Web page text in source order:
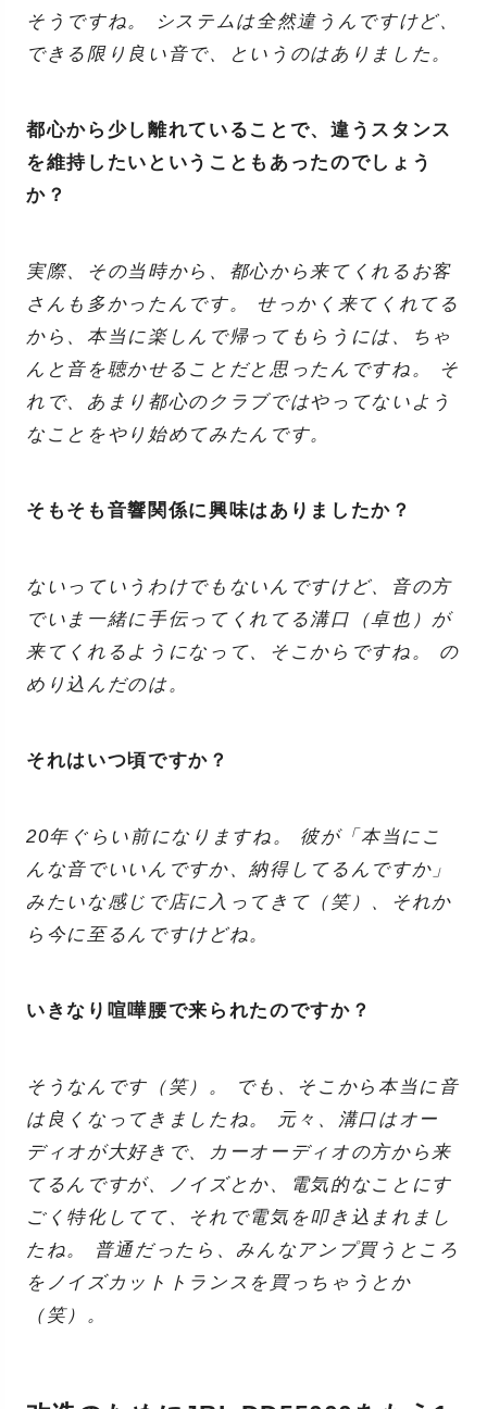
そうですね。 システムは全然違うんですけど、
できる限り良い音で、というのはありました。
都心から少し離れていることで、違うスタンス
を維持したいということもあったのでしょう
か？
実際、その当時から、都心から来てくれるお客
さんも多かったんです。 せっかく来てくれてる
から、本当に楽しんで帰ってもらうには、ちゃ
んと音を聴かせることだと思ったんですね。 そ
れで、あまり都心のクラブではやってないよう
なことをやり始めてみたんです。
そもそも音響関係に興味はありましたか？
ないっていうわけでもないんですけど、音の方
でいま一緒に手伝ってくれてる溝口（卓也）が
来てくれるようになって、そこからですね。 の
めり込んだのは。
それはいつ頃ですか？
20年ぐらい前になりますね。 彼が「本当にこ
んな音でいいんですか、納得してるんですか」
みたいな感じで店に入ってきて（笑）、それか
ら今に至るんですけどね。
いきなり喧嘩腰で来られたのですか？
そうなんです（笑）。 でも、そこから本当に音
は良くなってきましたね。 元々、溝口はオー
ディオが大好きで、カーオーディオの方から来
てるんですが、ノイズとか、電気的なことにす
ごく特化してて、それで電気を叩き込まれまし
たね。 普通だったら、みんなアンプ買うところ
をノイズカットトランスを買っちゃうとか
（笑）。